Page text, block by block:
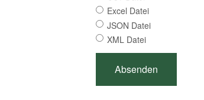
Excel Datei
JSON Datei
XML Datei